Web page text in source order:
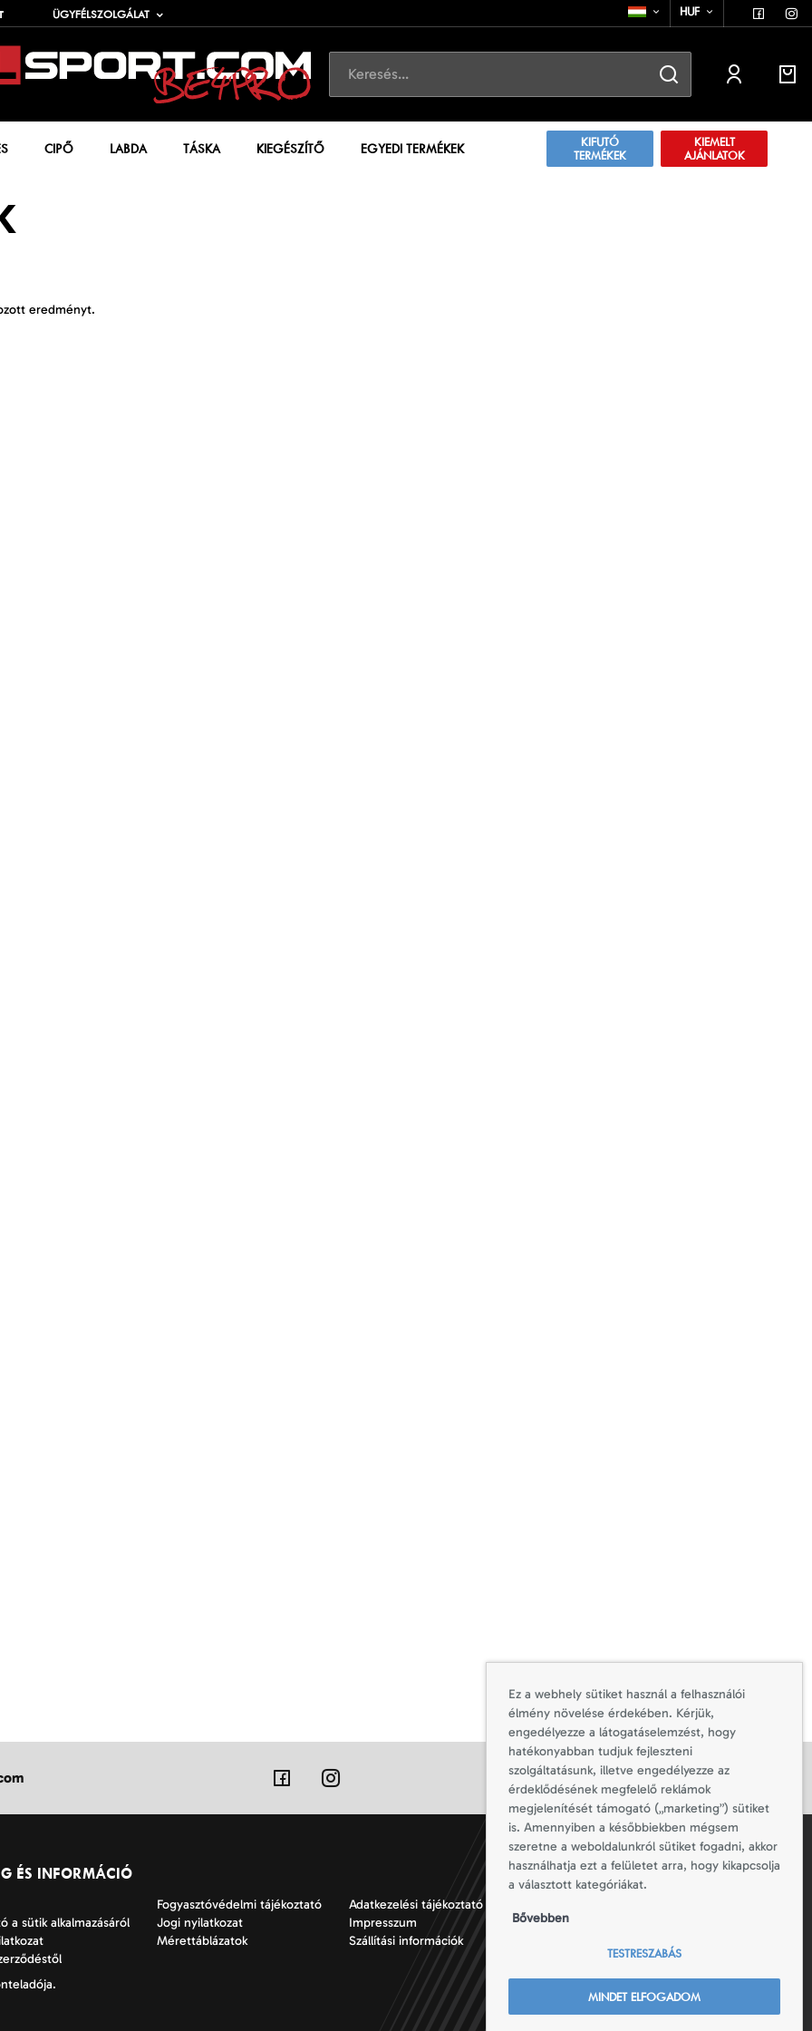
ÜGYFÉLSZOLGÁLAT HUF
CIPŐ LABDA TÁSKA KIEGÉSZÍTŐ EGYEDI TERMÉKEK
KIFUTÓ
TERMÉKEK
KIEMELT
AJÁNLATOK
eredményt.
ÉS INFORMÁCIÓ
Fogyasztóvédelmi tájékoztató
Adatkezelési tájékoztató
a sütik alkalmazásáról
Jogi nyilatkozat
Impresszum
Mérettáblázatok
Szállítási információk
Ez a webhely sütiket használ a felhasználói
élmény növelése érdekében. Kérjük,
engedélyezze a látogatáselemzést, hogy
hatékonyabban tudjuk fejleszteni
szolgáltatásunk, illetve engedélyezze az
érdeklődésének megfelelő reklámok
megjelenítését támogató („marketing”) sütiket
is. Amennyiben a későbbiekben mégsem
szeretne a weboldalunkról sütiket fogadni, akkor
használhatja ezt a felületet arra, hogy kikapcsolja
a választott kategóriákat.
Bővebben
TESTRESZABÁS
MINDET ELFOGADOM